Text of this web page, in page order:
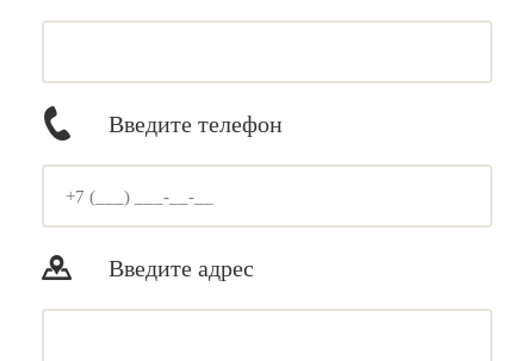
Введите телефон
Введите адрес